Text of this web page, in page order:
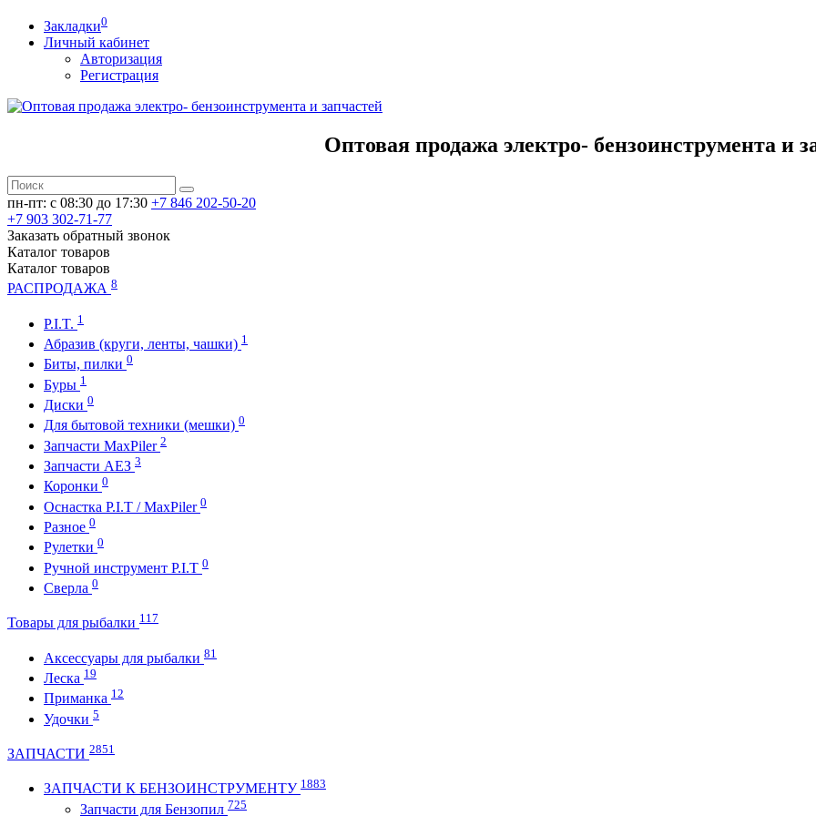
Закладки0
Личный кабинет
Авторизация
Регистрация
Оптовая продажа электро- бензоинструмента и
пн-пт: c 08:30 до 17:30 +7 846 202-50-20
+7 903 302-71-77
Заказать обратный звонок
Каталог товаров
Каталог товаров
РАСПРОДАЖА 8
P.I.T. 1
Абразив (круги, ленты, чашки) 1
Биты, пилки 0
Буры 1
Диски 0
Для бытовой техники (мешки) 0
Запчасти MaxPiler 2
Запчасти АЕЗ 3
Коронки 0
Оснастка P.I.T / MaxPiler 0
Разное 0
Рулетки 0
Ручной инструмент P.I.T 0
Сверла 0
Товары для рыбалки 117
Аксессуары для рыбалки 81
Леска 19
Приманка 12
Удочки 5
ЗАПЧАСТИ 2851
ЗАПЧАСТИ К БЕНЗОИНСТРУМЕНТУ 1883
Запчасти для Бензопил 725